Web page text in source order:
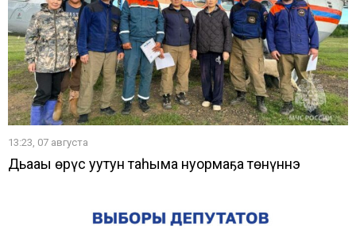
13:23, 07 августа
Дьааҥы өрүс уутун таһыма нуормаҕа төнүннэ